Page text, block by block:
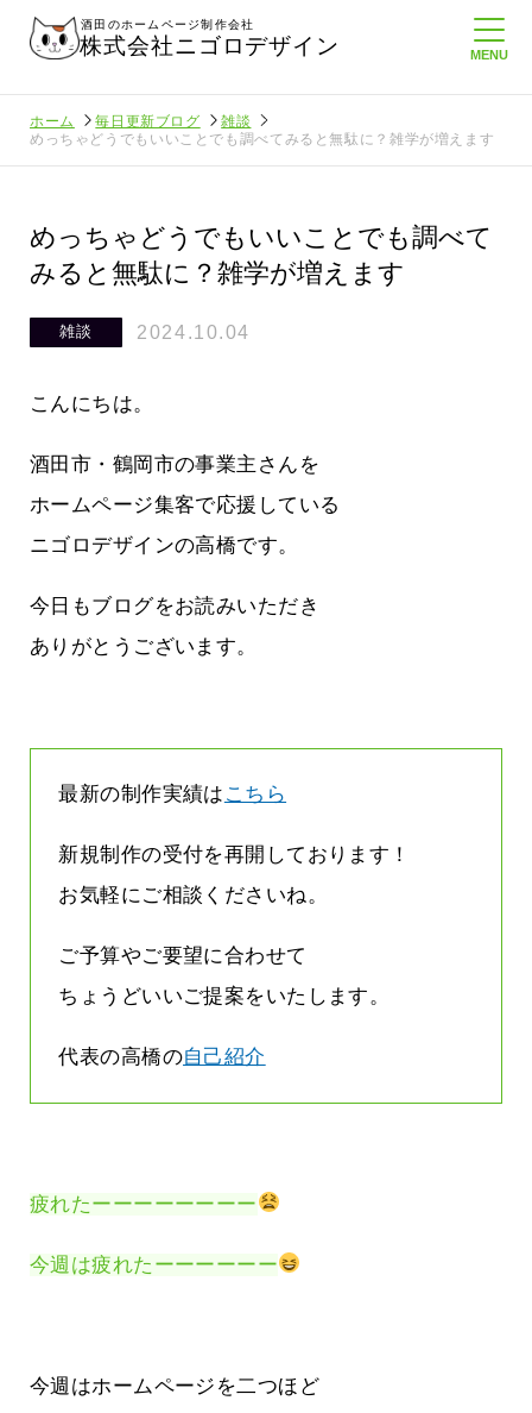
酒田のホームページ制作会社
株式会社ニゴロデザイン
ホーム 毎日更新ブログ
雑談
めっちゃどうでもいいことでも調べてみると無駄に？雑学が増えます
めっちゃどうでもいいことでも調べて
みると無駄に？雑学が増えます
雑談 2024.10.04
こんにちは。
酒田市・鶴岡市の事業主さんを
ホームページ集客で応援している
ニゴロデザインの高橋です。
今日もブログをお読みいただき
ありがとうございます。
最新の制作実績は こちら
新規制作の受付を再開しております！
お気軽にご相談くださいね。
ご予算やご要望に合わせて
ちょうどいいご提案をいたします。
代表の高橋の自己紹介
疲れたーーーーーーーー
今週は疲れたーーーーーー
今週はホームページを二つほど
より利
って
酒田商工会議所さんへニゴロ通信を持
って行くときって8～9割方雨なんです
よね